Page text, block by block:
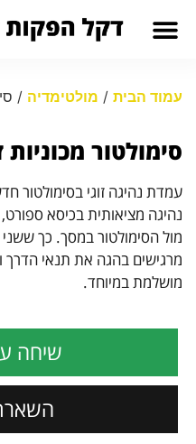
עמוד הבית / מולטימדיה /
סימולטור מכוניות
עמדת נהיגה זוגי בסימולטור
נהיגה מציאותית בכיסא
מול הסימולטור במסך. כך
מרגישים בהגה את תנאי הדרך
מושלמת במיוחד.
שיחה